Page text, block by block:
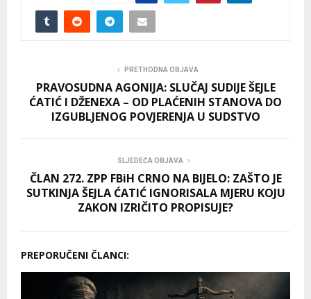
PRETHODNA OBJAVA
PRAVOSUDNA AGONIJA: SLUČAJ SUDIJE ŠEJLE
ĆATIĆ I DŽENEXA – OD PLAĆENIH STANOVA DO
IZGUBLJENOG POVJERENJA U SUDSTVO
SLJEDEĆA OBJAVA
ČLAN 272. ZPP FBiH CRNO NA BIJELO: ZAŠTO JE
SUTKINJA ŠEJLA ĆATIĆ IGNORISALA MJERU KOJU
ZAKON IZRIČITO PROPISUJE?
PREPORUČENI ČLANCI: